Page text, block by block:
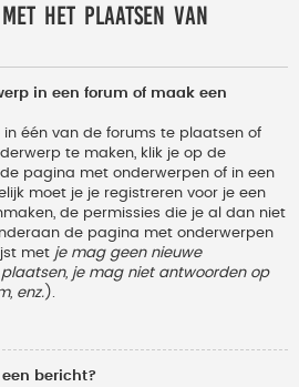
het plaatsen van
in een forum of maak een
één van de forums te plaatsen of
te maken, klik je op de
pagina met onderwerpen of in een
moet je je registreren voor je een
de permissies die je al dan niet
de pagina met onderwerpen
met je mag geen nieuwe
je mag niet antwoorden op
enz. ).
bericht?